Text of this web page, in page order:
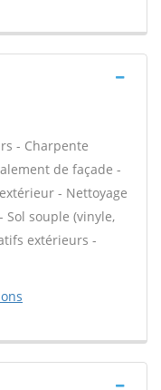
- Charpente
de façade -
- Nettoyage
souple (vinyle,
extérieurs -